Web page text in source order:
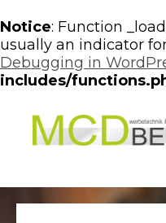
Notice: Function
usually an indicator
Debugging in
includes/
Belz
in